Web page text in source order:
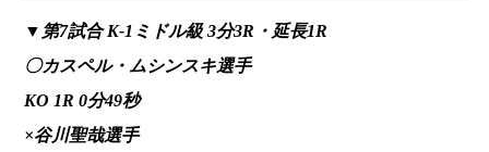
▼第7試合 K-1ミドル級 3分3R・延長1R
〇カスペル・ムシンスキ選手
KO 1R 0分49秒
×谷川聖哉選手